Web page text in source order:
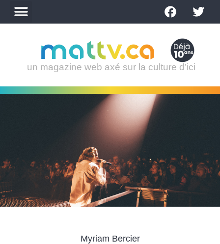
un magazine web axé sur la culture d’ici
Myriam Bercier